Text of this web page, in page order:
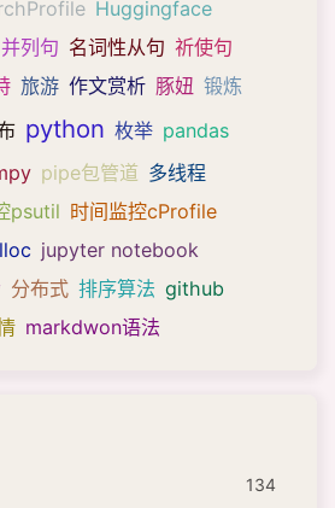
Huggingface
并列句 名词性从句 祈使句
旅游 作文赏析 豚妞 锻炼
python 枚举 pandas
pipe包管道 多线程
psutil 时间监控cProfile
jupyter notebook
分布式 排序算法 github
markdwon语法
134